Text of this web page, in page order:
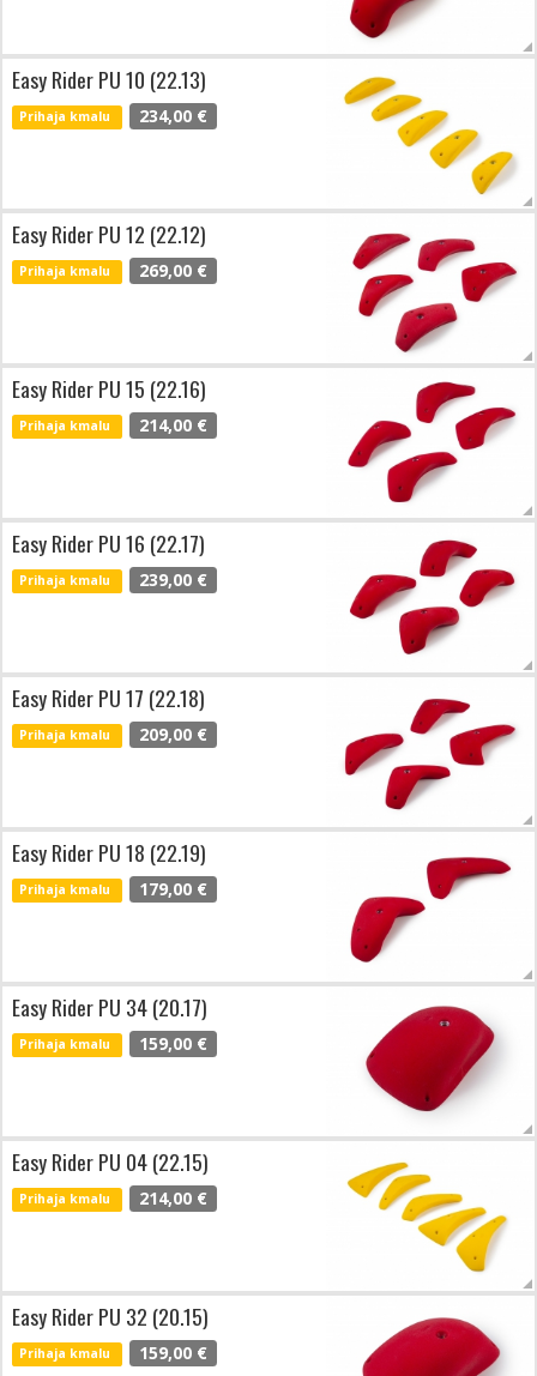
Easy Rider PU 10 (22.13)
Prihaja kmalu 234,00 €
Easy Rider PU 12 (22.12)
Prihaja kmalu 269,00 €
Easy Rider PU 15 (22.16)
Prihaja kmalu 214,00 €
Easy Rider PU 16 (22.17)
Prihaja kmalu 239,00 €
Easy Rider PU 17 (22.18)
Prihaja kmalu 209,00 €
Easy Rider PU 18 (22.19)
Prihaja kmalu 179,00 €
Easy Rider PU 34 (20.17)
Prihaja kmalu 159,00 €
Easy Rider PU 04 (22.15)
Prihaja kmalu 214,00 €
Easy Rider PU 32 (20.15)
Prihaja kmalu 159,00 €